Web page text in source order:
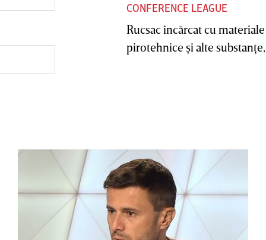
CONFERENCE LEAGUE
Rucsac încărcat cu materiale
pirotehnice şi alte substanţe,